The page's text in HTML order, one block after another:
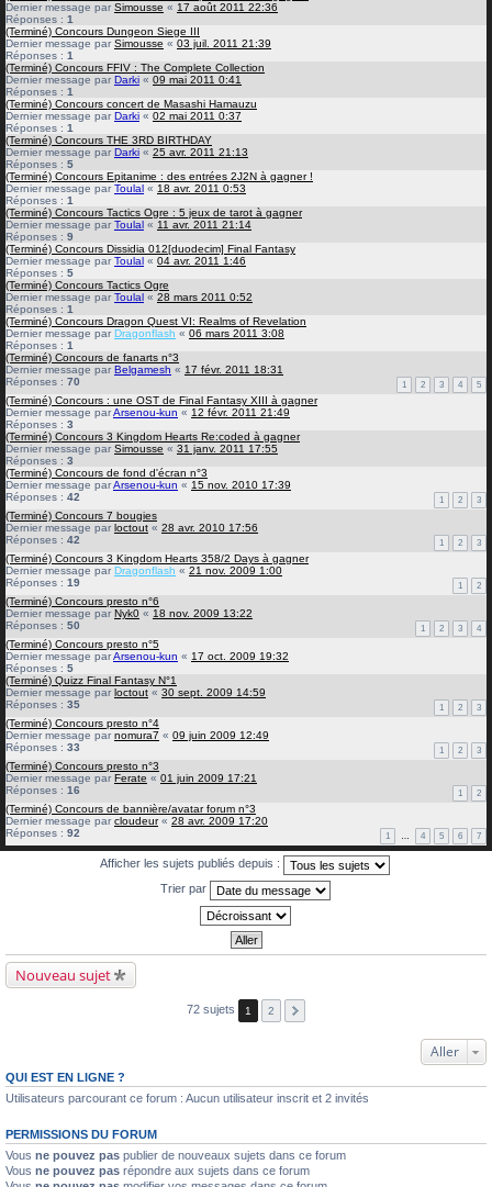
Dernier message par Simousse « 17 août 2011 22:36
Réponses : 1
(Terminé) Concours Dungeon Siege III
Dernier message par Simousse « 03 juil. 2011 21:39
Réponses : 1
(Terminé) Concours FFIV : The Complete Collection
Dernier message par Darki « 09 mai 2011 0:41
Réponses : 1
(Terminé) Concours concert de Masashi Hamauzu
Dernier message par Darki « 02 mai 2011 0:37
Réponses : 1
(Terminé) Concours THE 3RD BIRTHDAY
Dernier message par Darki « 25 avr. 2011 21:13
Réponses : 5
(Terminé) Concours Epitanime : des entrées 2J2N à gagner !
Dernier message par Toulal « 18 avr. 2011 0:53
Réponses : 1
(Terminé) Concours Tactics Ogre : 5 jeux de tarot à gagner
Dernier message par Toulal « 11 avr. 2011 21:14
Réponses : 9
(Terminé) Concours Dissidia 012[duodecim] Final Fantasy
Dernier message par Toulal « 04 avr. 2011 1:46
Réponses : 5
(Terminé) Concours Tactics Ogre
Dernier message par Toulal « 28 mars 2011 0:52
Réponses : 1
(Terminé) Concours Dragon Quest VI: Realms of Revelation
Dernier message par Dragonflash « 06 mars 2011 3:08
Réponses : 1
(Terminé) Concours de fanarts n°3
Dernier message par Belgamesh « 17 févr. 2011 18:31
Réponses : 70 1 2 3 4 5
(Terminé) Concours : une OST de Final Fantasy XIII à gagner
Dernier message parArsenou-kun « 12 févr. 2011 21:49
Réponses : 3
(Terminé) Concours 3 Kingdom Hearts Re:coded à gagner
Dernier message par Simousse « 31 janv. 2011 17:55
Réponses : 3
(Terminé) Concours de fond d'écran n°3
Dernier message parArsenou-kun « 15 nov. 2010 17:39
Réponses : 42 1 2 3
(Terminé) Concours 7 bougies
Dernier message par loctout « 28 avr. 2010 17:56
Réponses : 42 1 2 3
(Terminé) Concours 3 Kingdom Hearts 358/2 Days à gagner
Dernier message par Dragonflash « 21 nov. 2009 1:00
Réponses : 19 1 2
(Terminé) Concours presto n°6
Dernier message par Nyk0 « 18 nov. 2009 13:22
Réponses : 50 1 2 3 4
(Terminé) Concours presto n°5
Dernier message parArsenou-kun « 17 oct. 2009 19:32
Réponses : 5
(Terminé) Quizz Final Fantasy N°1
Dernier message par loctout « 30 sept. 2009 14:59
Réponses : 35 1 2 3
(Terminé) Concours presto n°4
Dernier message par nomura7 « 09 juin 2009 12:49
Réponses : 33 1 2 3
(Terminé) Concours presto n°3
Dernier message par Ferate « 01 juin 2009 17:21
Réponses : 16 1 2
(Terminé) Concours de bannière/avatar forum n°3
Dernier message par cloudeur« 28 avr. 2009 17:20
Réponses : 92 1 4 5 6 7
Afficher les sujets publiés depuis :
Trier par
Nouveau sujet
72 sujets 1 2
Aller
QUI EST EN LIGNE ?
Utilisateurs parcourant ce forum : Aucun utilisateur inscrit et 2 invités
PERMISSIONS DU FORUM
Vous ne pouvez pas publier de nouveaux sujets dans ce forum
Vous ne pouvez pas répondre aux sujets dans ce forum